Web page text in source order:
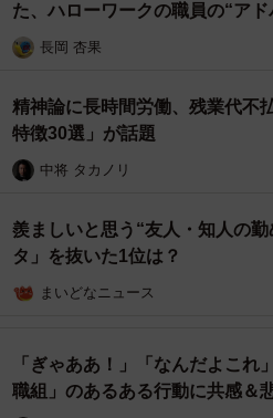
た、ハローワークの職員の“アド
長岡 杏果
精神論に長時間労働、残業代不
特徴30選」が話題
中将 タカノリ
羨ましいと思う“友人・知人の
タ」を抜いた1位は？
まいどなニュース
「ぎゃああ！」「なんだよこ
職組」のあるある行動に共感＆